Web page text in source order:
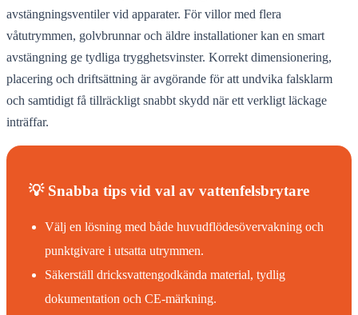
avstängningsventiler vid apparater. För villor med flera
våtutrymmen, golvbrunnar och äldre installationer kan en smart
avstängning ge tydliga trygghetsvinster. Korrekt dimensionering,
placering och driftsättning är avgörande för att undvika falsklarm
och samtidigt få tillräckligt snabbt skydd när ett verkligt läckage
inträffar.
💡 Snabba tips vid val av vattenfelsbrytare
Välj en lösning med både huvudflödesövervakning och
punktgivare i utsatta utrymmen.
Säkerställ dricksvattengodkända material, tydlig
dokumentation och CE-märkning.